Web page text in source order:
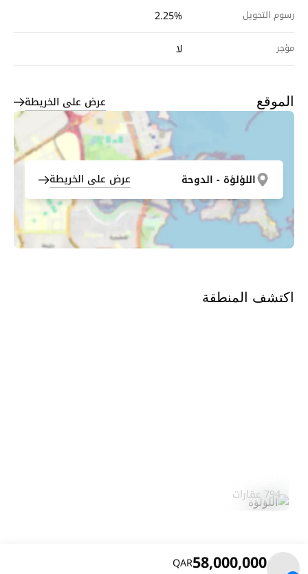
رسوم التحويل 2.25%
مؤجر لا
الموقع عرض على الخريطة
اللؤلؤة - الدوحة عرض على الخريطة
اكتشف المنطقة
794 عقارات
58,000,000
QAR